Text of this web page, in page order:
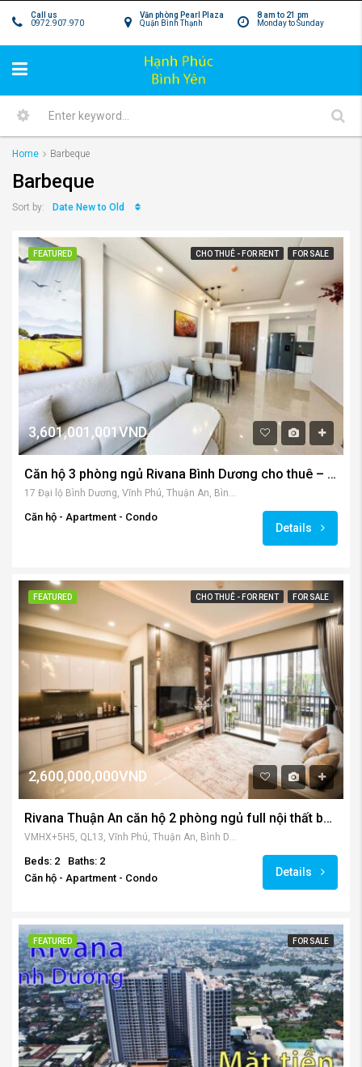
8 am to 21 pm
Monday to Sunday
Văn phòng Pearl Plaza
Quận Bình Thạnh
Call us
0972.907.970
Home Barbeque
Barbeque
Sort by: Date New to Old
FEATURED CHO THUÊ - FOR RENT FOR SALE
3,601,001,001VND
Căn hộ 3 phòng ngủ Rivana Bình Dương cho thuê – và bán
17 Đại lộ Bình Dương, Vĩnh Phú, Thuận An, Bình Dương, Việt Nam
Căn hộ - Apartment - Condo
Details
FEATURED CHO THUÊ - FOR RENT FOR SALE
2,600,000,000VND
Rivana Thuận An căn hộ 2 phòng ngủ full nội thất bán – cho thuê
Beds: 2
Baths: 2
Căn hộ - Apartment - Condo
Details
FEATURED FOR SALE